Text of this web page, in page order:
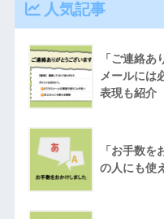
人気記事
「ご連絡
メールには
表現も紹介
「お手数
の人にも使